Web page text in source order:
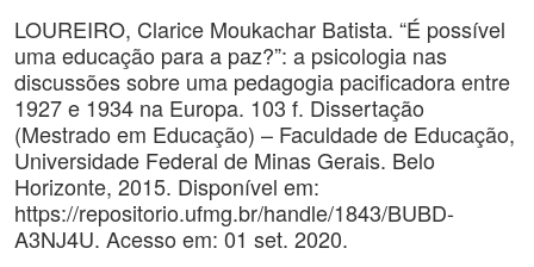
LOUREIRO, Clarice Moukachar Batista. “É possível
uma educação para a paz?”: a psicologia nas
discussões sobre uma pedagogia pacificadora entre
1927 e 1934 na Europa. 103 f. Dissertação
(Mestrado em Educação) – Faculdade de Educação,
Universidade Federal de Minas Gerais. Belo
Horizonte, 2015. Disponível em:
https://repositorio.ufmg.br/handle/1843/BUBD-
A3NJ4U. Acesso em: 01 set. 2020.